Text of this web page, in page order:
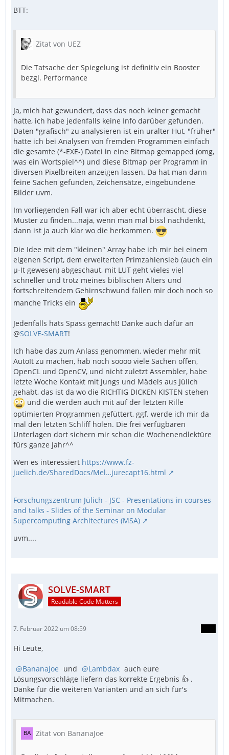
EndFunc
BTT:
Zitat von UEZ
Die Tatsache der Spiegelung ist definitiv ein Booster
bezgl. Performance
Ja, mich hat gewundert, dass das noch keiner gemacht
hatte, ich habe jedenfalls keine Info darüber gefunden.
Daten "grafisch" zu analysieren ist ein uralter Hut, "früher"
hatte ich bei Analysen von fremden Programmen einfach
die gesamte (*-EXE-) Datei in eine Bitmap gemapped (omg,
was ein Wortspiel^^) und diese Bitmap per Programm in
diversen Pixelbreiten anzeigen lassen. Da hat man dann
feine Sachen gefunden, Zeichensätze, eingebundene
Bilder uvm.
Im vorliegenden Fall war ich aber echt überrascht, diese
Muster zu finden...naja, wenn man mal bissl nachdenkt,
dann ist ja auch klar wo die herkommen.
Die Idee mit dem "kleinen" Array habe ich mir bei einem
eigenen Script, dem erweiterten Primzahlensieb (auch ein
µ-It gewesen) abgeschaut, mit LUT geht vieles viel
schneller und trotz meines biblischen Alters und
fortschreitendem Gehirnschwund fallen mir doch noch so
manche Tricks ein
Jedenfalls hats Spass gemacht! Danke auch dafür an
@SOLVE-SMART!
Ich habe das zum Anlass genommen, wieder mehr mit
AutoIt zu machen, hab noch soooo viele Sachen offen,
OpenCL und OpenCV, und nicht zuletzt Assembler, habe
letzte Woche Kontakt mit Jungs und Mädels aus Jülich
gehabt, das ist da wo die RICHTIG DICKEN KISTEN stehen
und die werden auch mit auf der letzten Rille
optimierten Programmen gefüttert, ggf. werde ich mir da
mal den letzten Schliff holen. Die frei verfügbaren
Unterlagen dort sichern mir schon die Wochenendlektüre
fürs ganze Jahr^^
Wen es interessiert https://www.fz-
juelich.de/SharedDocs/Mel…jurecapt16.html
Forschungszentrum Jülich - JSC - Presentations in courses
and talks - Slides of the Seminar on Modular
Supercomputing Architectures (MSA)
uvm....
SOLVE-SMART
Readable Code Matters
7. Februar 2022 um 08:59
Hi Leute,
BananaJoe und Lambdax auch eure
Lösungsvorschläge liefern das korrekte Ergebnis 👍 .
Danke für die weiteren Varianten und an sich für's
Mitmachen.
Zitat von BananaJoe